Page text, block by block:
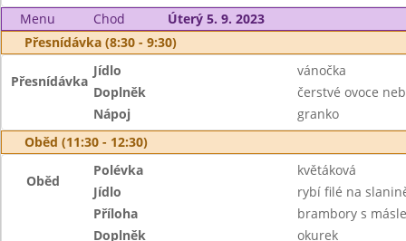
Menu
Chod
Úterý 5. 9. 2023
Přesnídávka (8:30 - 9:30)
Přesnídávka
Jídlo
vánočka
Doplněk
čerstvé ovoce
Nápoj
granko
Oběd (11:30 - 12:30)
Oběd
Polévka
květáková
Jídlo
rybí filé na
Příloha
brambory s
Doplněk
okurek